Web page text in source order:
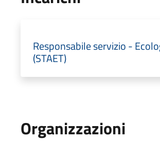
Responsabile servizio -
(STAET)
Organizzazioni